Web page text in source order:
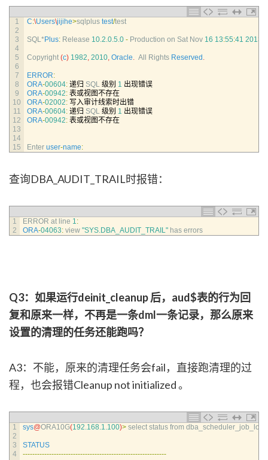
1
2
3
4
5
6
7
8
9
10
11
12
13
14
15
C:\Users\jijihe>sqlplus test/test
SQL*Plus: Release 10.2.0.5.0 - Production on Sat Nov 16 13:55:41 2013
Copyright (c) 1982, 2010, Oracle. All Rights Reserved .
ERROR:
ORA-00604: 递归 SQL 级别 1 出现错误
ORA-00942: 表或视图不存在
ORA-02002: 写入审计线索时出错
ORA-00604: 递归 SQL 级别 1 出现错误
ORA-00942: 表或视图不存在
Enter user-name:
查询DBA_AUDIT_TRAIL时报错：
1
2
ERROR at line 1:
ORA-04063: view "SYS.DBA_AUDIT_TRAIL" has errors
Q3：如果运行deinit_cleanup 后，aud$表的行为回
复和原来一样，不再是一条dml一条记录，那么原来
设置的清理的任务还能跑吗？
A3：不能，原来的清理任务会fail，直接跑清理的过
程，也会报错Cleanup not initialized 。
1
2
3
4
sys@ORA10G(192.168.1.100)> select status from dba_scheduler_job_log
STATUS
------------------------------------------------------------